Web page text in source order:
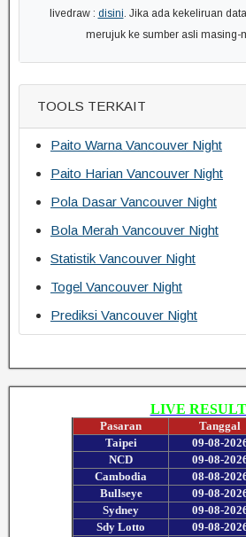
livedraw : disini. Jika ada kekeliruan
merujuk ke sumber asli masing-
TOOLS TERKAIT
Paito Warna Vancouver Night
Paito Harian Vancouver Night
Pola Dasar Vancouver Night
Bola Merah Vancouver Night
Statistik Vancouver Night
Togel Vancouver Night
Prediksi Vancouver Night